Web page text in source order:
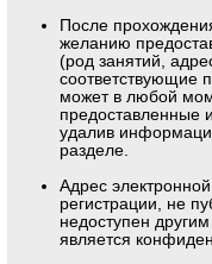
После
желанию
(род занятий,
соответствующие
может в любой
предоставленные
удалив
разделе.
Адрес
регистрации, не
недоступен
является